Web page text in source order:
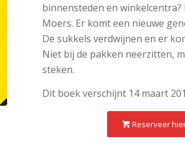
binnensteden en
Moers. Er komt een nieuwe
De sukkels verdwijnen en er
Niet bij de pakken neerzitten,
steken.
Dit boek verschijnt 14 maart
Reserveer